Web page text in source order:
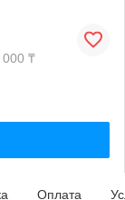
₸
Оплата